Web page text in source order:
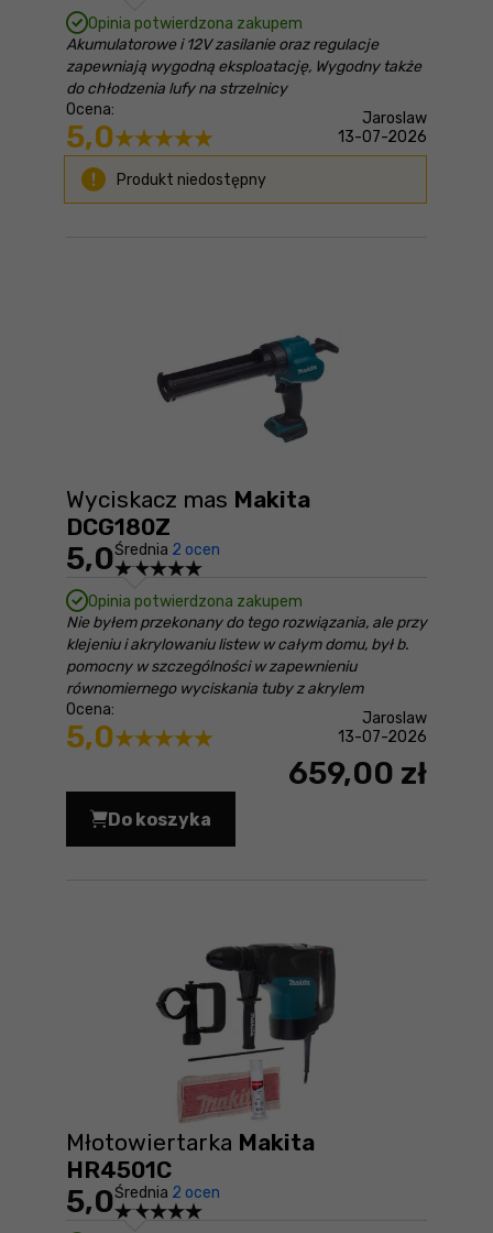
Opinia potwierdzona zakupem
Akumulatorowe i 12V zasilanie oraz regulacje
zapewniają wygodną eksploatację, Wygodny także
do chłodzenia lufy na strzelnicy
Ocena:
5,0
Jaroslaw
13-07-2026
Produkt niedostępny
Wyciskacz mas Makita
DCG180Z
5,0Średnia 2 ocen
Opinia potwierdzona zakupem
Nie byłem przekonany do tego rozwiązania, ale przy
klejeniu i akrylowaniu listew w całym domu, był b.
pomocny w szczególności w zapewnieniu
równomiernego wyciskania tuby z akrylem
Ocena:
5,0
Jaroslaw
13-07-2026
659,00 zł
Do koszyka
Wyciskacz mas Makita DCG180Z Cena
Młotowiertarka Makita
HR4501C
5,0Średnia 2 ocen